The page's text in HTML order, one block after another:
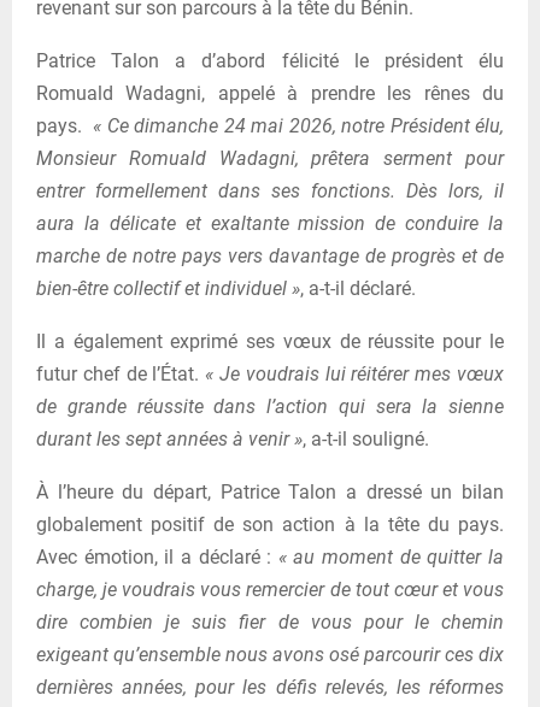
revenant sur son parcours à la tête du Bénin.
Patrice Talon a d’abord félicité le président élu
Romuald Wadagni, appelé à prendre les rênes du
pays. « Ce dimanche 24 mai 2026, notre Président élu,
Monsieur Romuald Wadagni, prêtera serment pour
entrer formellement dans ses fonctions. Dès lors, il
aura la délicate et exaltante mission de conduire la
marche de notre pays vers davantage de progrès et de
bien-être collectif et individuel », a-t-il déclaré.
Il a également exprimé ses vœux de réussite pour le
futur chef de l’État. « Je voudrais lui réitérer mes vœux
de grande réussite dans l’action qui sera la sienne
durant les sept années à venir », a-t-il souligné.
À l’heure du départ, Patrice Talon a dressé un bilan
globalement positif de son action à la tête du pays.
Avec émotion, il a déclaré : « au moment de quitter la
charge, je voudrais vous remercier de tout cœur et vous
dire combien je suis fier de vous pour le chemin
exigeant qu’ensemble nous avons osé parcourir ces dix
dernières années, pour les défis relevés, les réformes